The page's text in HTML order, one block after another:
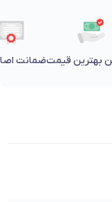
بهترین قیمتضمانت